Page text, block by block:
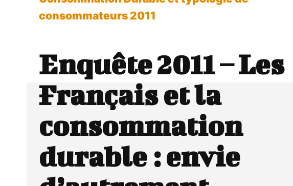
consommateurs 2011
Enquête 2011 – Les
Français et la
consommation
durable : envie